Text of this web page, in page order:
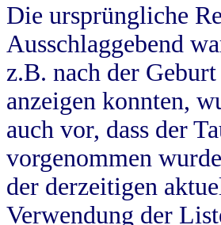
Die ursprüngliche
Ausschlaggebend
z.B. nach der
anzeigen konnten,
auch vor, dass der
vorgenommen
der derzeitigen
Verwendung der